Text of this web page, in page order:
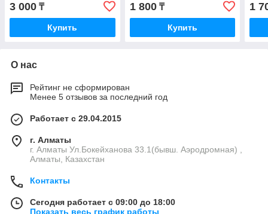
3 000 ₸
Купить
1 800₸
Купить
1
О нас
Рейтинг не сформирован
Менее 5 отзывов за последний год
Работает с 29.04.2015
г. Алматы
г. Алматы Ул.Бокейханова 33.1(бывш. Аэродромная) ,
Алматы, Казахстан
Контакты
Сегодня работает с 09:00 до 18:00
Показать весь график работы